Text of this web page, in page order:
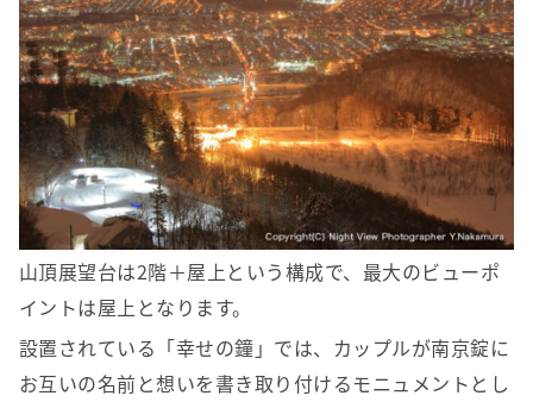
山頂展望台は2階＋屋上という構成で、最大のビューポ
イントは屋上となります。
設置されている「幸せの鐘」では、カップルが南京錠に
お互いの名前と想いを書き取り付けるモニュメントとし